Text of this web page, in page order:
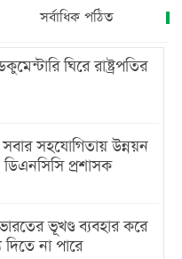
সর্বাধিক পঠিত
ঘিরে রাষ্ট্রপতির
সহযোগিতায় উন্নয়ন
প্রশাসক
ভূখণ্ড ব্যবহার করে
না পারে